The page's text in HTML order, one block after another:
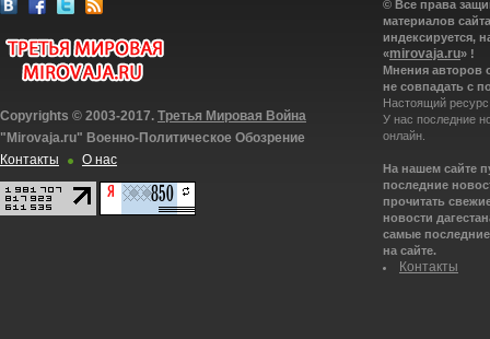
Copyrights © 2003-2017. Третья Мировая Война
"Mirovaja.ru" Военно-Политическое Обозрение
Контакты
О нас
© Все права
материалов
индексируется,
«mirovaja.ru» !
Мнения авторов
не совпадать с
Настоящий
У нас последние
онлайн.
На нашем сайте
последние
прочитать
новости
самые
на сайте.
Контакты